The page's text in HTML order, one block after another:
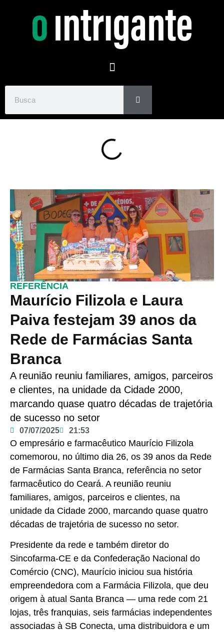
REFERÊNCIA
Maurício Filizola e Laura
Paiva festejam 39 anos da
Rede de Farmácias Santa
Branca
A reunião reuniu familiares, amigos, parceiros
e clientes, na unidade da Cidade 2000,
marcando quase quatro décadas de trajetória
de sucesso no setor
07/07/2025 21:53
O empresário e farmacêutico Maurício Filizola
comemorou, no último dia 26, os 39 anos da Rede
de Farmácias Santa Branca, referência no setor
farmacêutico do Ceará. A reunião reuniu
familiares, amigos, parceiros e clientes, na
unidade da Cidade 2000, marcando quase quatro
décadas de trajetória de sucesso no setor.
Presidente da rede e também diretor do
Sincofarma-CE e da Confederação Nacional do
Comércio (CNC), Maurício iniciou sua história
empreendedora com a Farmácia Filizola, que deu
origem à atual Santa Branca — uma rede com 21
lojas, três franquias, seis farmácias independentes
associadas à SB Conecta, uma distribuidora e um